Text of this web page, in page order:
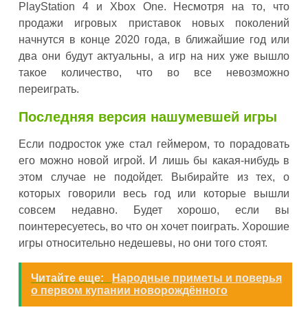
PlayStation 4 и Xbox One. Несмотря на то, что
продажи игровых приставок новых поколений
начнутся в конце 2020 года, в ближайшие год или
два они будут актуальны, а игр на них уже вышло
такое количество, что во все невозможно
переиграть.
Последняя версия нашумевшей игры
Если подросток уже стал геймером, то порадовать
его можно новой игрой. И лишь бы какая-нибудь в
этом случае не подойдет. Выбирайте из тех, о
которых говорили весь год или которые вышли
совсем недавно. Будет хорошо, если вы
поинтересуетесь, во что он хочет поиграть. Хорошие
игры относительно недешевы, но они того стоят.
Читайте еще:
Народные приметы и поверья
о первом купании новорождённого